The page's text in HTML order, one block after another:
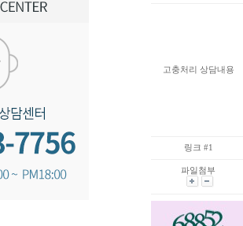
고충처리 상담내용
링크 #1
파일첨부